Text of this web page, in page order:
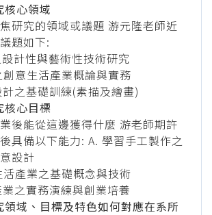
心領域
研究的領域或議題 游元隆老師近
題如下:
計性與藝術性技術研究
意生活產業概論與實務
之基礎訓練(素描及繪畫)
核心目標
後能從這邊獲得什麼 游老師期許
具備以下能力: A. 學習手工製作之
設計
產業之基礎概念與技術
之實務演練與創業培養
域、目標及特色如何對應在系所